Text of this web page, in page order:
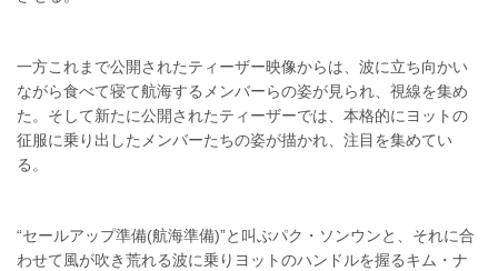
一方これまで公開されたティーザー映像からは、波に立ち向かい
ながら食べて寝て航海するメンバーらの姿が見られ、視線を集め
た。そして新たに公開されたティーザーでは、本格的にヨットの
征服に乗り出したメンバーたちの姿が描かれ、注目を集めてい
る。
“セールアップ準備(航海準備)”と叫ぶパク・ソンウンと、それに合
わせて風が吹き荒れる波に乗りヨットのハンドルを握るキム・ナ